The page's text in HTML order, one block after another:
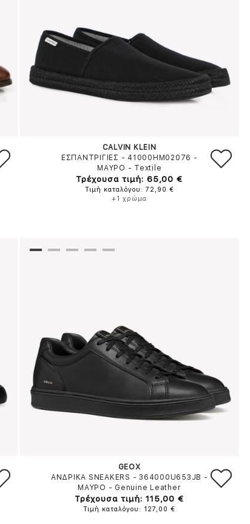
CALVIN KLEIN
ΕΣΠΑΝΤΡΙΓΙΕΣ - 41000HM02076 -
ΜΑΥΡΟ - Textile
Τρέχουσα τιμή: 65,00 €
Τιμή καταλόγου: 72,90 €
+1 χρώμα
GEOX
ΑΝΔΡΙΚΑ SNEAKERS - 364000U653JB -
ΜΑΥΡΟ - Genuine Leather
Τρέχουσα τιμή: 115,00 €
Τιμή καταλόγου: 127,00 €